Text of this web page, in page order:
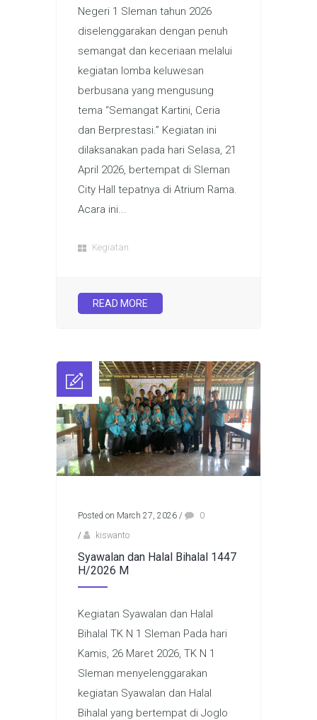
Negeri 1 Sleman tahun 2026
diselenggarakan dengan penuh
semangat dan keceriaan melalui
kegiatan lomba keluwesan
berbusana yang mengusung
tema “Semangat Kartini, Ceria
dan Berprestasi.” Kegiatan ini
dilaksanakan pada hari Selasa, 21
April 2026, bertempat di Sleman
City Hall tepatnya di Atrium Rama.
Acara ini...
Kegiatan
READ MORE
Posted on March 27, 2026 /
0
/
kiswanto
Syawalan dan Halal Bihalal 1447
H/2026 M
Kegiatan Syawalan dan Halal
Bihalal TK N 1 Sleman Pada hari
Kamis, 26 Maret 2026, TK N 1
Sleman menyelenggarakan
kegiatan Syawalan dan Halal
Bihalal yang bertempat di Joglo